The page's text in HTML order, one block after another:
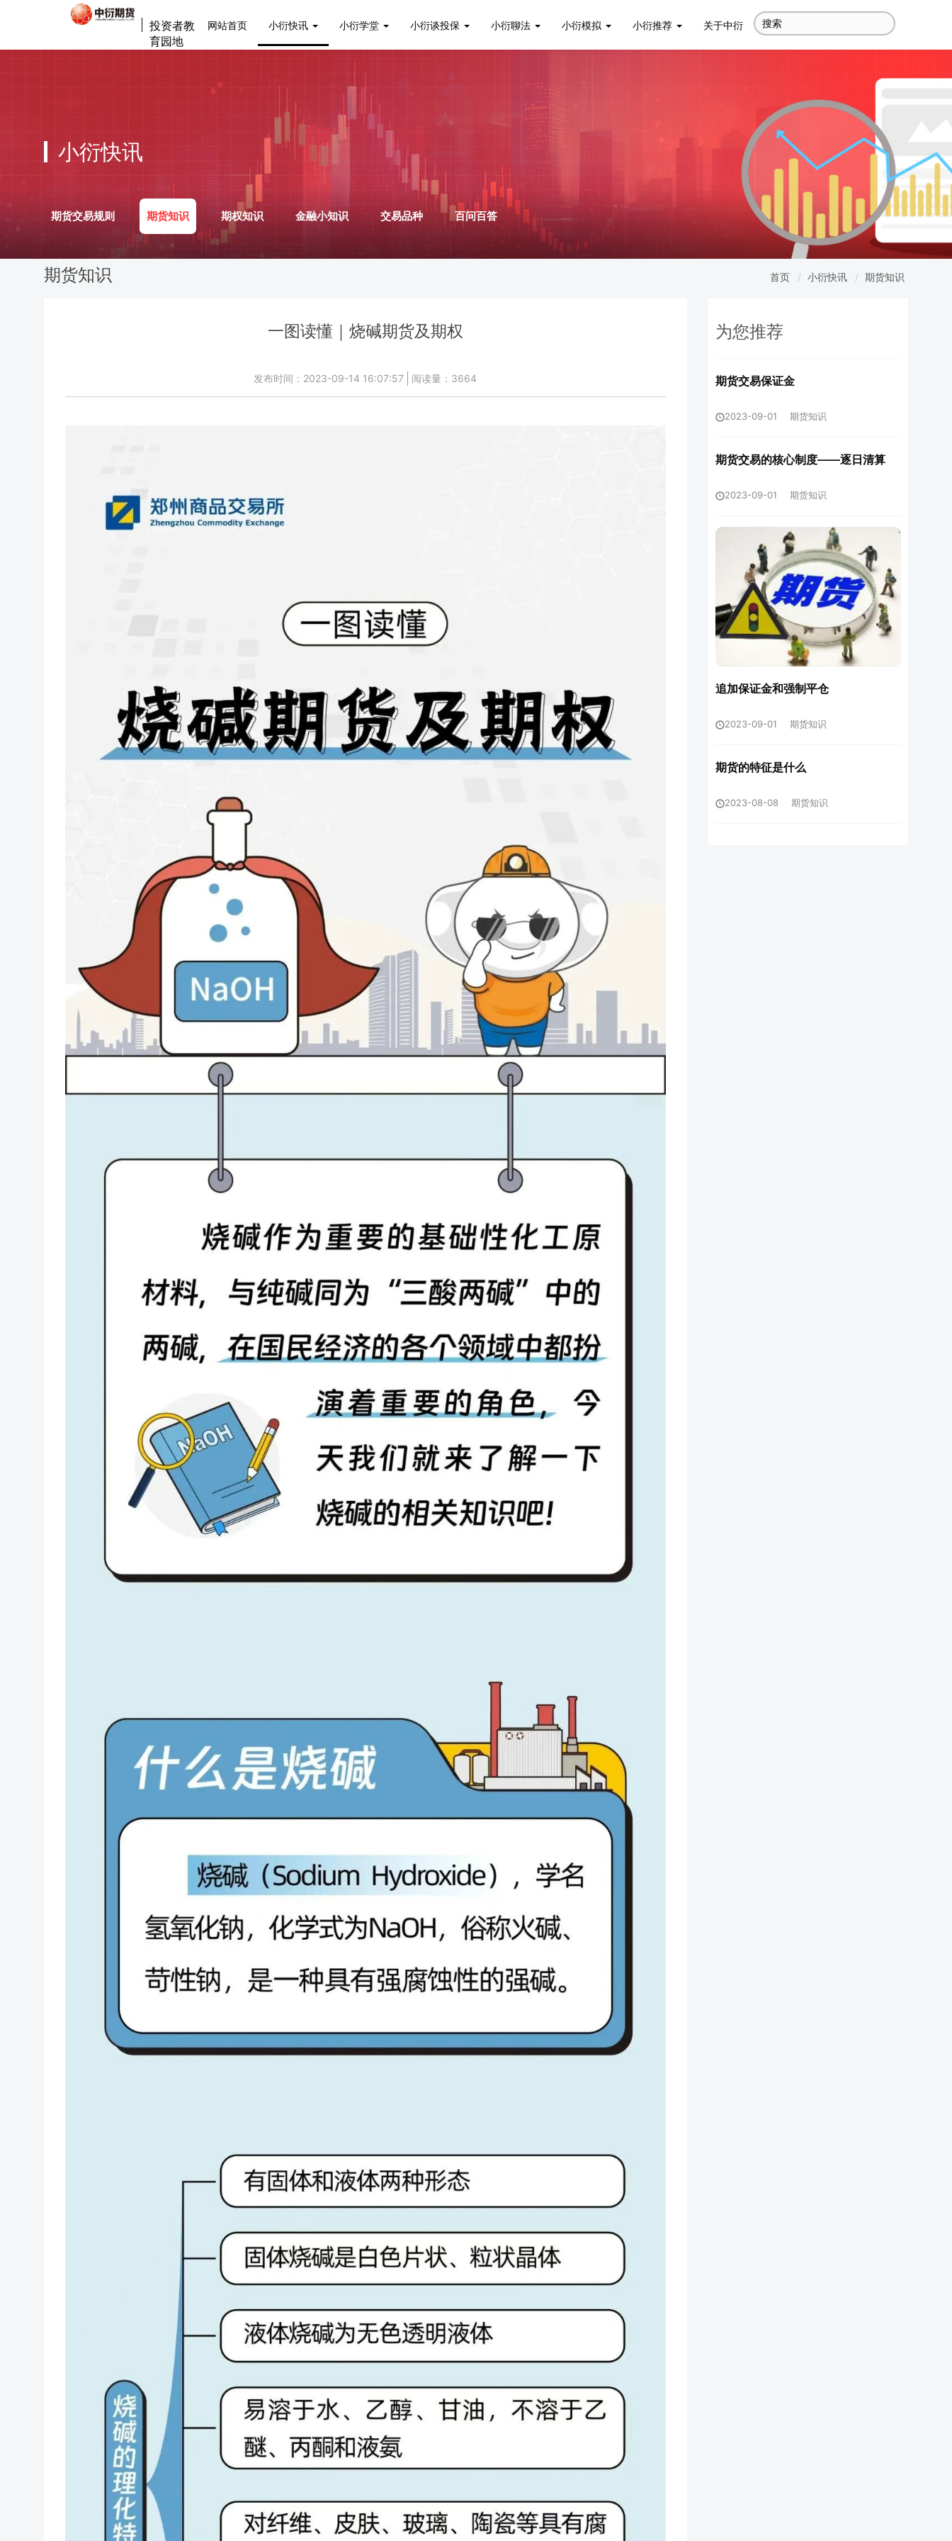
投资者教
育园地
网站首页 小衍快讯 小衍学堂 小衍谈投保 小衍聊法 小衍模拟 小衍推荐 关于中衍
小衍快讯
期货交易规则 期货知识 期权知识 金融小知识 交易品种 百问百答
期货知识 首页 小衍快讯 期货知识
一图读懂｜烧碱期货及期权
发布时间：2023-09-14 16:07:57 阅读量：3664
为您推荐
期货交易保证金
2023-09-01 期货知识
期货交易的核心制度——逐日清算
2023-09-01 期货知识
追加保证金和强制平仓
2023-09-01 期货知识
期货的特征是什么
2023-08-08 期货知识